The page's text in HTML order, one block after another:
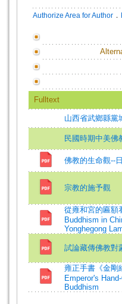
Authorize Area for Author ．
Fulltext
山西省武鄉縣黨
民國時期中美佛
佛教的生命觀--
宗教的施予觀
從雍和宮的匾額
Buddhism in
Yonghegong
試論藏傳佛教對
雍正手書《金剛
Emperor's
Buddhism